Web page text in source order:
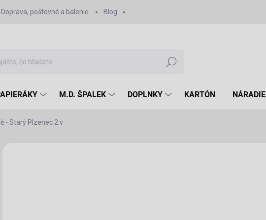
Doprava, poštovné a balenie Blog
Hľadať
M.D. ŠPALEK DOPLNKY KARTÓN NÁRADIE
- Starý Plzenec 2.v